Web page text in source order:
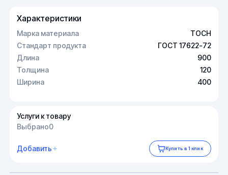
Характеристики
Марка материала
ТОСН
Стандарт продукта
ГОСТ 17622-72
Длина
900
Толщина
120
Ширина
400
Услуги к товару
Выбрано0
Добавить Купить в 1 клик